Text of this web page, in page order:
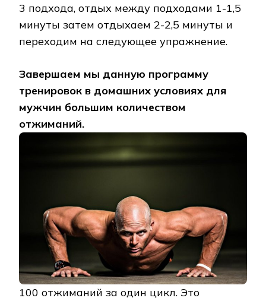
3 подхода, отдых между подходами 1-1,5
минуты затем отдыхаем 2-2,5 минуты и
переходим на следующее упражнение.
Завершаем мы данную программу
тренировок в домашних условиях для
мужчин большим количеством
отжиманий.
100 отжиманий за один цикл. Это